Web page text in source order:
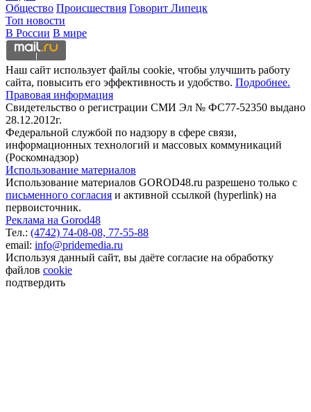
Общество Происшествия Говорит Липецк
Топ новости
В России В мире
Наш сайт использует файлы cookie, чтобы улучшить работу
сайта, повысить его эффективность и удобство. Подробнее.
Правовая информация
Свидетельство о регистрации СМИ Эл № ФС77-52350 выдано
28.12.2012г.
Федеральной службой по надзору в сфере связи,
информационных технологий и массовых коммуникаций
(Роскомнадзор)
Использование материалов
Использование материалов GOROD48.ru разрешено только с
письменного согласия и активной ссылкой (hyperlink) на
первоисточник.
Реклама на Gorod48
Тел.: (4742) 74-08-08, 77-55-88
email: info@pridemedia.ru
Используя данный сайт, вы даёте согласие на обработку
файлов cookie
подтвердить